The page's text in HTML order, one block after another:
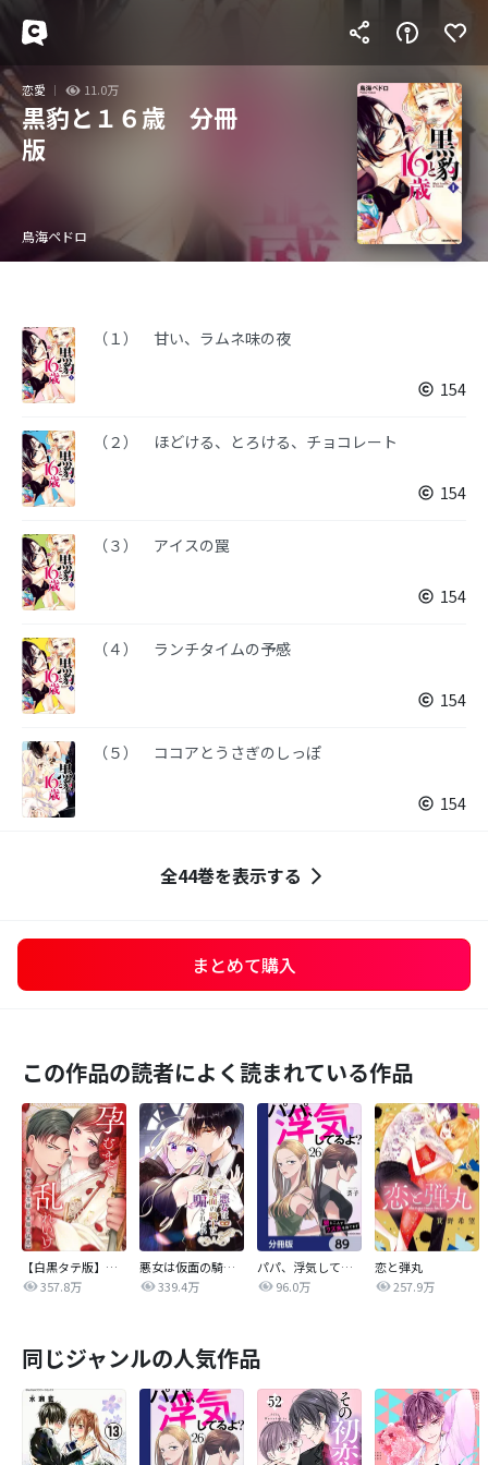
恋愛 11.0万
黒豹と１６歳 分冊
版
鳥海ペドロ
（１） 甘い、ラムネ味の夜
154
（２） ほどける、とろける、チョコレート
154
（３） アイスの罠
154
（４） ランチタイムの予感
154
（５） ココアとうさぎのしっぽ
154
全44巻を表示する
まとめて購入
この作品の読者によく読まれている作品
【白黒タテ版】孕むまで乱れいけ～身代わり花嫁と軍服の猛愛
357.8万
悪女は仮面の騎士に騙されない
339.4万
パパ、浮気してるよ？娘と二人でクズ夫を捨てます【分冊版】
96.0万
恋と弾丸
257.9万
同じジャンルの人気作品